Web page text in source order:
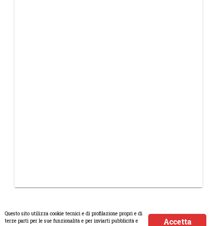
Accetta
Questo sito utilizza cookie tecnici e di profilazione propri e di
terze parti per le sue funzionalità e per inviarti pubblicità e